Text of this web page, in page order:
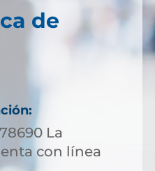
de
La
con línea